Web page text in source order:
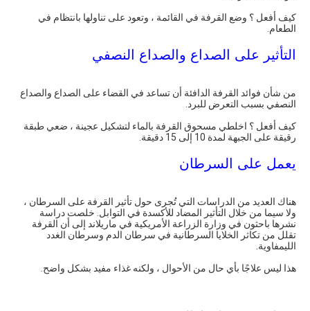
كيف أفعل ؟ وضع القرفة في القائمة ، وتعود على تناولها بانتظام في
الطعام.
التأثير على الصداع والصداع النصفي
من شأن فوائد القرفة الدافئة أن تساعد في القضاء على الصداع والصداع
النصفي بسبب التعرض للبرد.
كيف أفعل ؟ اخلطي مسحوق القرفة بالماء لتشكيل عجينة ، ضعي طبقة
رقيقة على الجبهة لمدة 10 إلى 15 دقيقة.
يعمل على السرطان
هناك العديد من الدراسات التي تُجرى حول تأثير القرفة على السرطان ،
ولا سيما من خلال التأثير المضاد للأكسدة في التوابل. خلصت دراسة
نشرها باحثون في وزارة الزراعة الأمريكية في ماريلاند إلى أن القرفة
تقلل من تكاثر الخلايا السرطانية في سرطان الدم وسرطان الغدد
الليمفاوية.
هذا ليس علاجًا بأي حال من الأحوال ، ولكنه غذاء مفيد بشكل واضح.